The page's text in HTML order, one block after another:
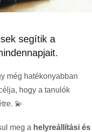
segítik a
még hatékonyabban
hogy a tanulók
💫
meg a helyreállítási és